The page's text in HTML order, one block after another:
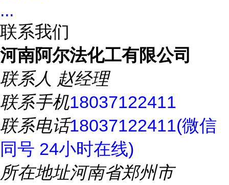
...
联系我们
河南阿尔法化工有限公司
联系人 赵经理
联系手机18037122411
联系电话18037122411(微信
同号 24小时在线)
所在地址河南省郑州市